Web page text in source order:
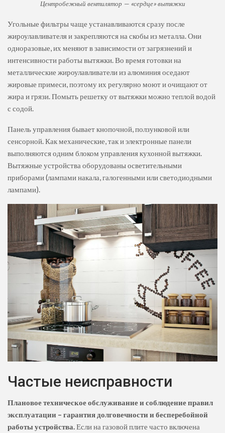
Центробежный вентилятор — «сердце» вытяжки
Угольные фильтры чаще устанавливаются сразу после
жироулавливателя и закрепляются на скобы из металла. Они
одноразовые, их меняют в зависимости от загрязнений и
интенсивности работы вытяжки. Во время готовки на
металлические жироулавливатели из алюминия оседают
жировые примеси, поэтому их регулярно моют и очищают от
жира и грязи. Помыть решетку от вытяжки можно теплой водой
с содой.
Панель управления бывает кнопочной, ползунковой или
сенсорной. Как механические, так и электронные панели
выполняются одним блоком управления кухонной вытяжки.
Вытяжные устройства оборудованы осветительными
приборами (лампами накала, галогенными или светодиодными
лампами).
Частые неисправности
Плановое техническое обслуживание и соблюдение правил
эксплуатации – гарантия долговечности и бесперебойной
работы устройства. Если на газовой плите часто включена